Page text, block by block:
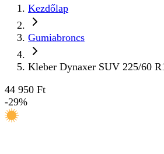
Kezdőlap
Gumiabroncs
Kleber Dynaxer SUV 225/60
44 950 Ft
-29%